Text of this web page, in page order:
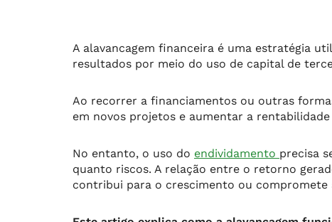
A alavancagem financeira é uma estratégia
resultados por meio do uso de capital de
Ao recorrer a financiamentos ou outras
em novos projetos e aumentar a
No entanto, o uso do endividamento precisa
quanto riscos. A relação entre o retorno
contribui para o crescimento ou compromete